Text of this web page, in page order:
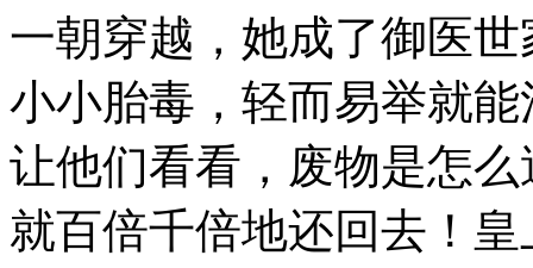
一朝穿越，她成了御医
小小胎毒，轻而易举就
让他们看看，废物是怎
就百倍千倍地还回去！